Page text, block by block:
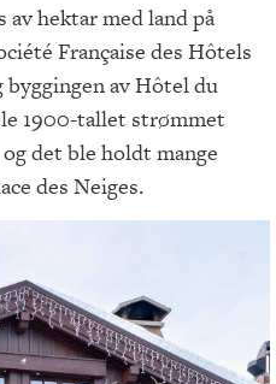
hektar med land på
Française des Hôtels
byggingen av Hôtel du
1900-tallet strømmet
det ble holdt mange
des Neiges.